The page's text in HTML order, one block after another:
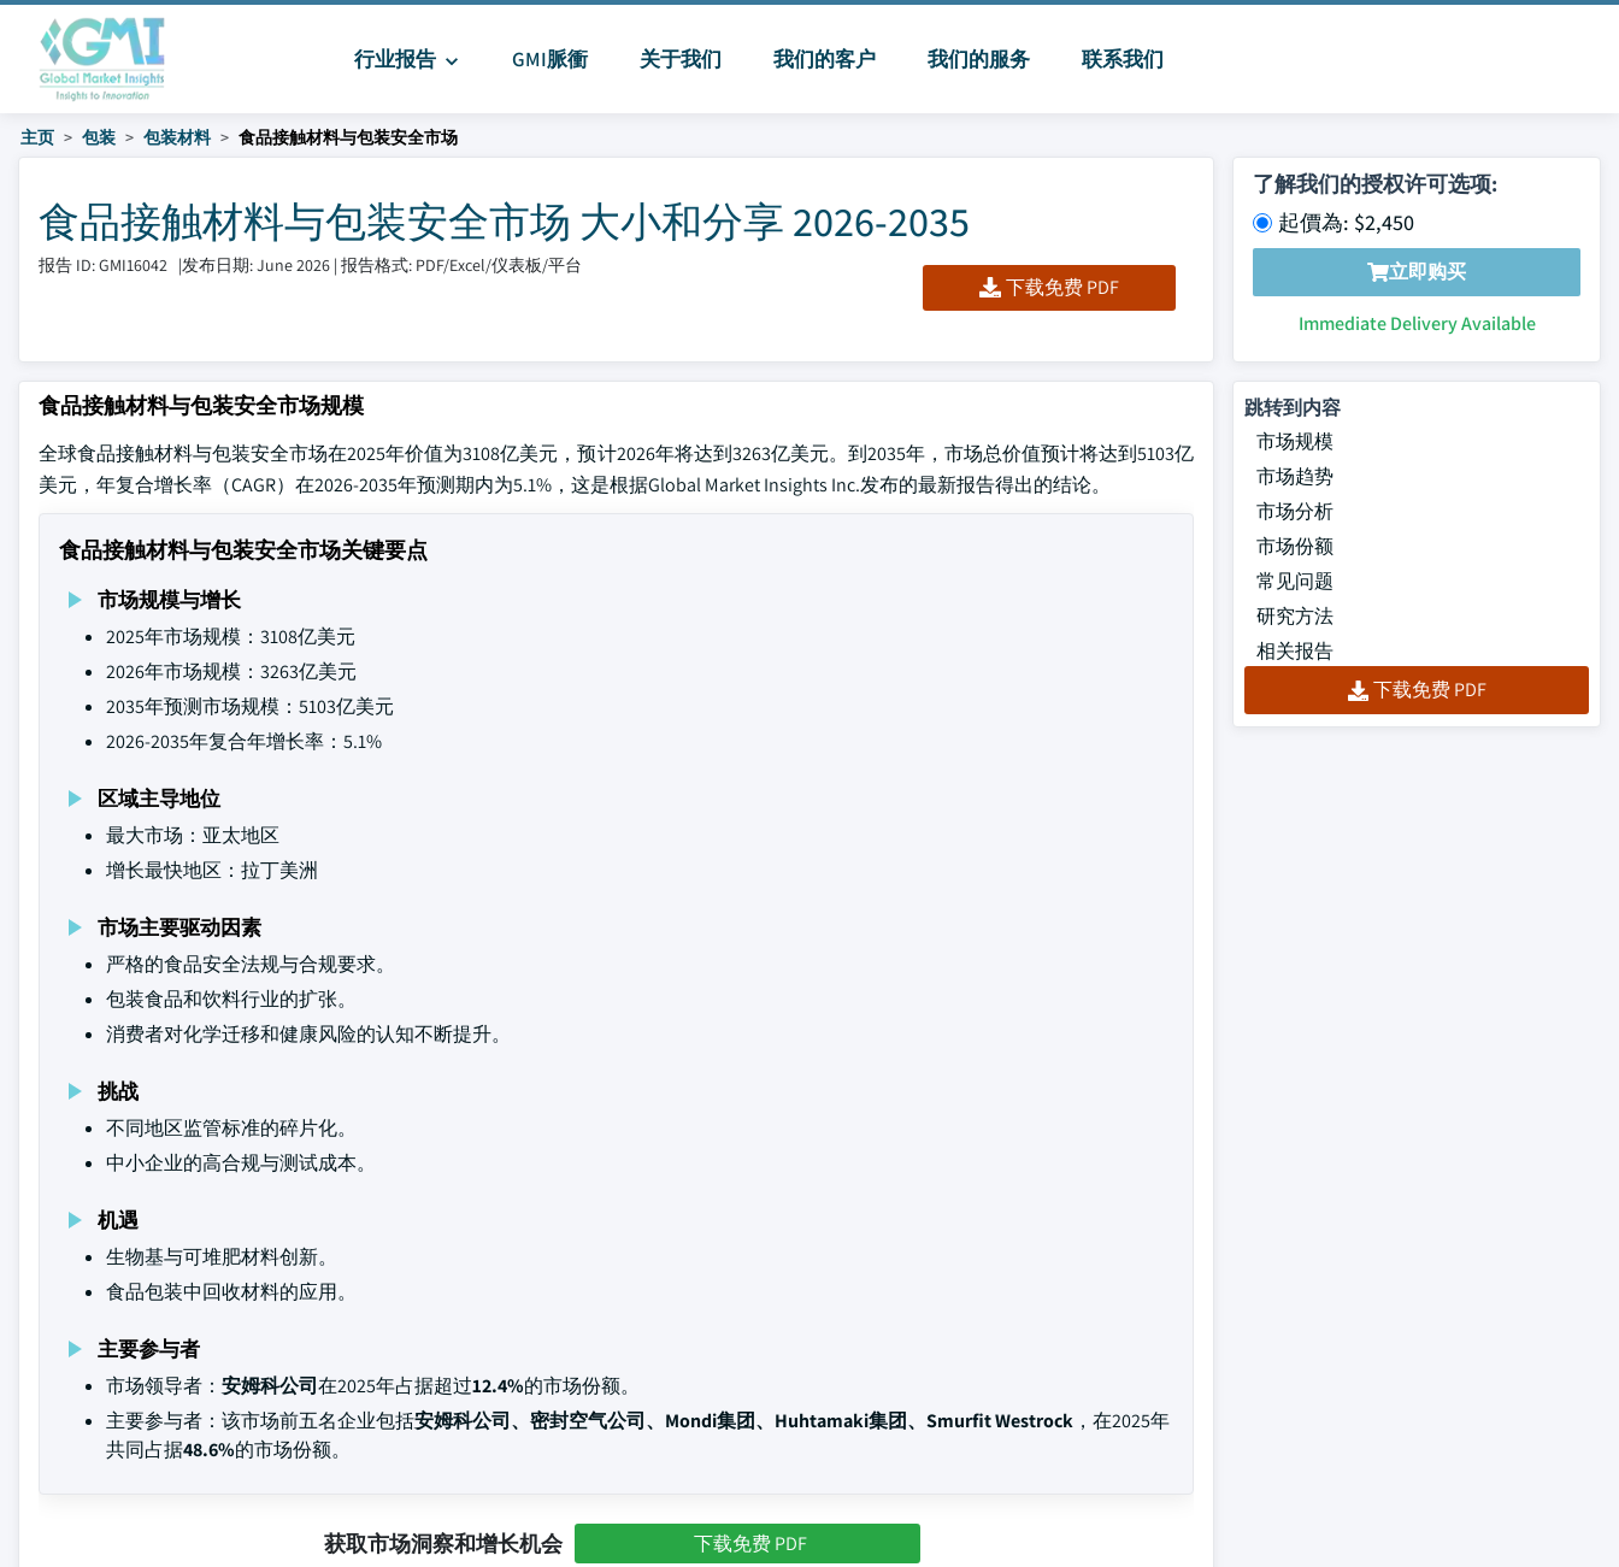
行业报告 GMI脈衝 关于我们 我们的客户 我们的服务 联系我们
主页 包装 包装材料 食品接触材料与包装安全市场
食品接触材料与包装安全市场 大小和分享 2026-2035
报告 ID: GMI16042 |发布日期: June 2026 | 报告格式: PDF/Excel/仪表板/平台
下载免费 PDF
了解我们的授权许可选项:
起價為: $2,450
立即购买
Immediate Delivery Available
食品接触材料与包装安全市场规模
全球食品接触材料与包装安全市场在2025年价值为3108亿美元，预计2026年将达到3263亿美元。到2035年，市场总价值预计将达到5103亿
美元，年复合增长率（CAGR）在2026-2035年预测期内为5.1%，这是根据Global Market Insights Inc.发布的最新报告得出的结论。
食品接触材料与包装安全市场关键要点
市场规模与增长
2025年市场规模：3108亿美元
2026年市场规模：3263亿美元
2035年预测市场规模：5103亿美元
2026-2035年复合年增长率：5.1%
区域主导地位
最大市场：亚太地区
增长最快地区：拉丁美洲
市场主要驱动因素
严格的食品安全法规与合规要求。
包装食品和饮料行业的扩张。
消费者对化学迁移和健康风险的认知不断提升。
挑战
不同地区监管标准的碎片化。
中小企业的高合规与测试成本。
机遇
生物基与可堆肥材料创新。
食品包装中回收材料的应用。
主要参与者
市场领导者： 安姆科公司在2025年占据超过12.4%的市场份额。
主要参与者：该市场前五名企业包括安姆科公司、密封空气公司、Mondi集团、Huhtamaki集团、Smurfit Westrock ，在2025年
共同占据48.6%的市场份额。
获取市场洞察和增长机会 下载免费 PDF
跳转到内容
市场规模
市场趋势
市场分析
市场份额
常见问题
研究方法
相关报告
下载免费 PDF